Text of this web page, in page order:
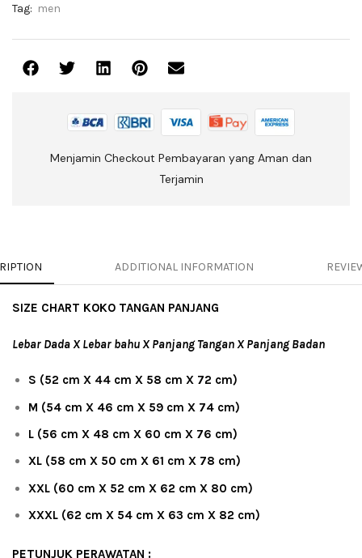
Tag: men
Menjamin Checkout Pembayaran yang Aman dan
Terjamin
ADDITIONAL INFORMATION
SIZE CHART KOKO TANGAN PANJANG
Lebar Dada X Lebar bahu X Panjang Tangan X Panjang Badan
S (52 cm X 44 cm X 58 cm X 72 cm)
M (54 cm X 46 cm X 59 cm X 74 cm)
L (56 cm X 48 cm X 60 cm X 76 cm)
XL (58 cm X 50 cm X 61 cm X 78 cm)
XXL (60 cm X 52 cm X 62 cm X 80 cm)
XXXL (62 cm X 54 cm X 63 cm X 82 cm)
PETUNJUK PERAWATAN :